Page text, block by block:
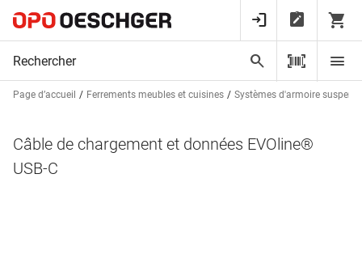
Page d’accueil Ferrements meubles et cuisines Systèmes d'armoire
Câble de chargement et données EVOline®
USB-C